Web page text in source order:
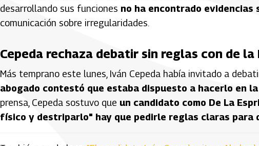
desarrollando sus funciones no ha encontrado evidencias
comunicación sobre irregularidades.
Cepeda rechaza debatir sin reglas con de la
Más temprano este lunes, Iván Cepeda había invitado a
abogado contestó que estaba dispuesto a hacerlo en
prensa, Cepeda sostuvo que un candidato como De La
físico y destriparlo" hay que pedirle reglas claras para